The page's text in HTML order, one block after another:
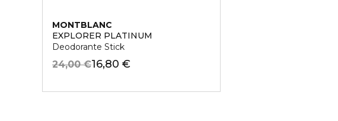
MONTBLANC
EXPLORER PLATINUM
Deodorante Stick
16,80 €
24,00 €